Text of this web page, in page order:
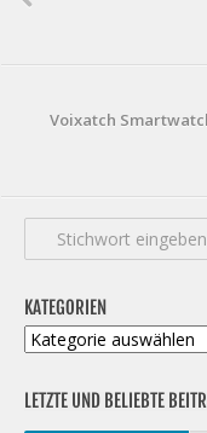
Voixatch
KATEGORIEN
Kategorien
LETZTE UND BELIEBTE